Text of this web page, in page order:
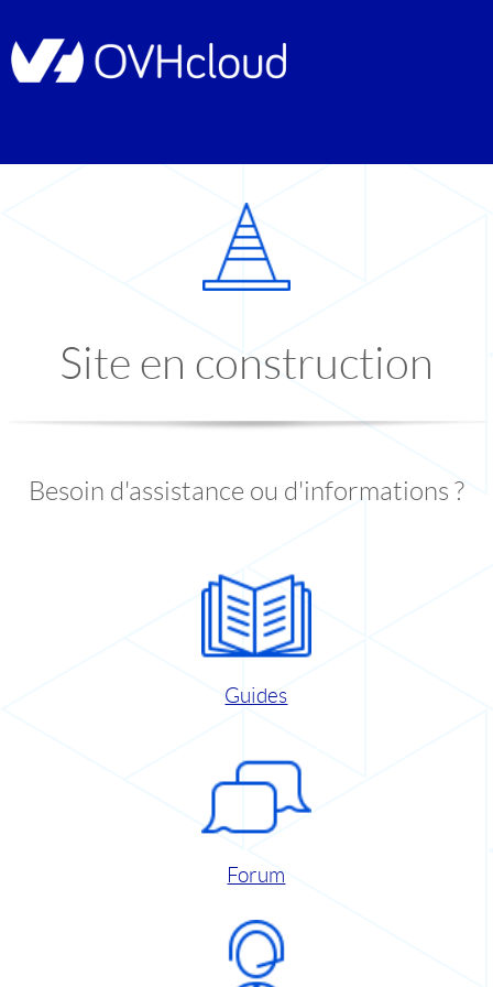
Site en construction
Besoin d'assistance ou d'informations ?
Guides
Forum